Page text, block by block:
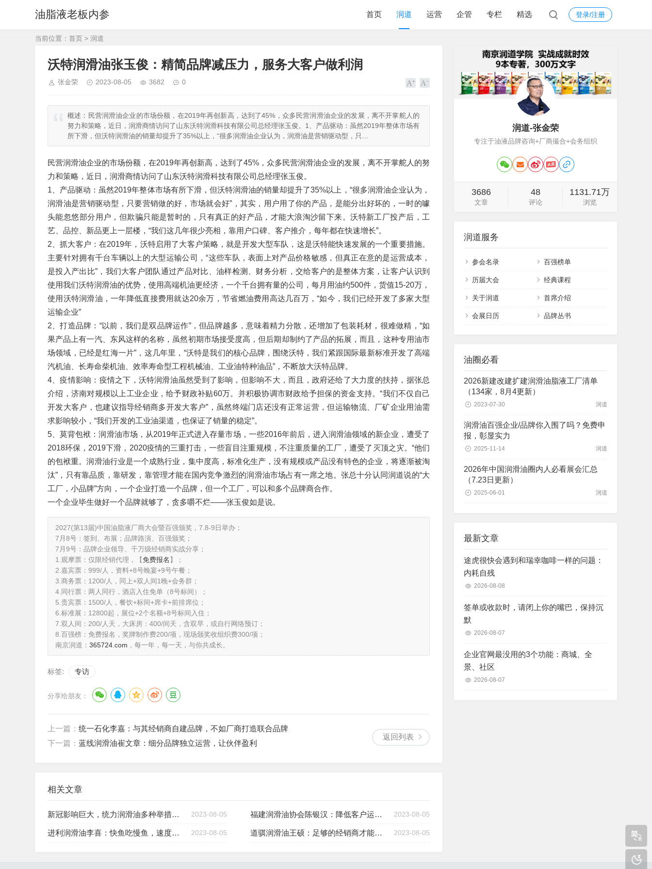
油脂液老板内参 登录/注册
首页 润道 运营 企管 专栏 精选
当前位置： 首页 > 润道
沃特润滑油张玉俊：精简品牌减压力，服务大客户做利润
张金荣 2023-08-05 3682 0
概述： 民营润滑油企业的市场份额，在2019年再创新高，达到了45%，众多民营润滑油企业的发展，离不开掌舵人的
努力和策略，近日，润滑商情访问了山东沃特润滑科技有限公司总经理张玉俊。1、产品驱动：虽然2019年整体市场有
所下滑，但沃特润滑油的销量却提升了35%以上，“很多润滑油企业认为，润滑油是营销驱动型，只…
民营润滑油企业的市场份额，在2019年再创新高，达到了45%，众多民营润滑油企业的发展，离不开掌舵人的努
力和策略，近日，润滑商情访问了山东沃特润滑科技有限公司总经理张玉俊。
1、产品驱动：虽然2019年整体市场有所下滑，但沃特润滑油的销量却提升了35%以上，“很多润滑油企业认为，
润滑油是营销驱动型，只要营销做的好，市场就会好”，其实，用户用了你的产品，是能分出好坏的，一时的噱
头能忽悠部分用户，但欺骗只能是暂时的，只有真正的好产品，才能大浪淘沙留下来。沃特新工厂投产后，工
艺、品控、新品更上一层楼，“我们这几年很少亮相，靠用户口碑、客户推介，每年都在快速增长”。
2、抓大客户：在2019年，沃特启用了大客户策略，就是开发大型车队，这是沃特能快速发展的一个重要措施。
主要针对拥有千台车辆以上的大型运输公司，“这些车队，表面上对产品价格敏感，但真正在意的是运营成本，
是投入产出比”，我们大客户团队通过产品对比、油样检测、财务分析，交给客户的是整体方案，让客户认识到
使用我们沃特润滑油的优势，使用高端机油更经济，一个千台拥有量的公司，每月用油约500件，货值15-20万，
使用沃特润滑油，一年降低直接费用就达20余万，节省燃油费用高达几百万，“如今，我们已经开发了多家大型
运输企业”
2、打造品牌：“以前，我们是双品牌运作”，但品牌越多，意味着精力分散，还增加了包装耗材，很难做精，“如
果产品上有一汽、东风这样的名称，虽然初期市场接受度高，但后期却制约了产品的拓展，而且，这种专用油市
场领域，已经是红海一片”，这几年里，“沃特是我们的核心品牌，围绕沃特，我们紧跟国际最新标准开发了高端
汽机油、长寿命柴机油、效率寿命型工程机械油、工业油特种油品”，不断放大沃特品牌。
4、疫情影响：疫情之下，沃特润滑油虽然受到了影响，但影响不大，而且，政府还给了大力度的扶持，据张总
介绍，济南对规模以上工业企业，给予财政补贴60万。并积极协调市财政给予担保的资金支持。“我们不仅自己
开发大客户，也建议指导经销商多开发大客户”，虽然终端门店还没有正常运营，但运输物流、厂矿企业用油需
求影响较小，“我们开发的工业油渠道，也保证了销量的稳定”。
5、莫背包袱：润滑油市场，从2019年正式进入存量市场，一些2016年前后，进入润滑油领域的新企业，遭受了
2018环保，2019下滑，2020疫情的三重打击，一些盲目注重规模，不注重质量的工厂，遭受了灭顶之灾。“他们
的包袱重。润滑油行业是一个成熟行业，集中度高，标准化生产，没有规模或产品没有特色的企业，将逐渐被淘
汰”，只有靠品质，靠研发，靠管理才能在国内竞争激烈的润滑油市场占有一席之地。张总十分认同润道说的“大
工厂，小品牌”方向，一个企业打造一个品牌，但一个工厂，可以和多个品牌商合作。
一个企业毕生做好一个品牌就够了，贪多嚼不烂——张玉俊如是说。
2027(第13届)中国油脂液厂商大会暨百强颁奖，7.8-9日举办；
7月8号：签到、布展；品牌路演、百强颁奖；
7月9号：品牌企业领导、千万级经销商实战分享；
1.观摩票：仅限经销代理，【免费报名 】；
2.嘉宾票：999/人，资料+8号晚宴+9号午餐；
3.商务票：1200/人，同上+双人间1晚+会务群；
4.同行票：两人同行，酒店入住免单（8号标间）；
5.贵宾票：1500/人，餐饮+标间+席卡+前排席位；
6.标准展：12800起，展位+2个名额+8号标间入住；
7.双人间：200/人天，大床房：400/间天，含双早，或自行网络预订；
8.百强榜：免费报名，奖牌制作费200/项，现场颁奖收组织费300/项；
南京润道： 365724.com ，每一年，每一天，与你共成长。
标签: 专访
分享给朋友：
返回列表
上一篇： 统一石化李嘉：与其经销商自建品牌，不如厂商打造联合品牌
下一篇： 蓝线润滑油崔文章：细分品牌独立运营，让伙伴盈利
相关文章
新冠影响巨大，统力润滑油多种举措应对困境 2023-08-05 福建润滑油协会陈银汉：降低客户运营成本永不过时 2023-08-05
进利润滑油李喜：快鱼吃慢鱼，速度致胜 2023-08-05 道骐润滑油王硕：足够的经销商才能实现品牌跨越 2023-08-05
润道-张金荣
专注于油液品牌咨询+厂商撮合+会务组织
3686
文章
48
评论
1131.71万
浏览
润道服务
参会名录 百强榜单
历届大会 经典课程
关于润道 首席介绍
会展日历 品牌丛书
油圈必看
2026新建改建扩建润滑油脂液工厂清单
（134家，8月4更新）
2023-07-30 润道
润滑油百强企业/品牌你入围了吗？免费申
报，彰显实力
2025-11-14 润道
2026年中国润滑油圈内人必看展会汇总
（7.23日更新）
2025-06-01 润道
最新文章
途虎很快会遇到和瑞幸咖啡一样的问题：
内耗自残
2026-08-08
签单或收款时，请闭上你的嘴巴，保持沉
默
2026-08-07
企业官网最没用的3个功能：商城、全
景、社区
2026-08-07